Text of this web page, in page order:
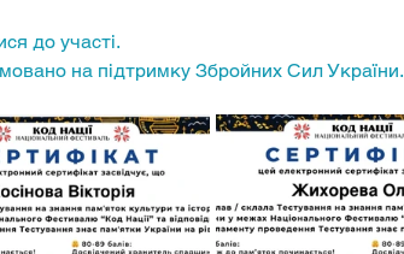
до участі.
на підтримку Збройних Сил України.